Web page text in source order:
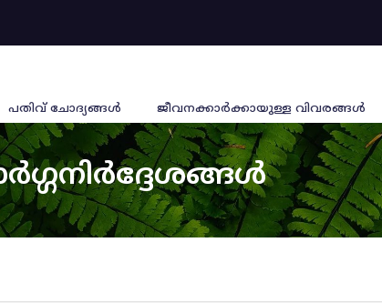
പതിവ് ചോദ്യങ്ങൾ ജീവനക്കാര്‍ക്കായുള്ള വിവരങ്ങള്‍